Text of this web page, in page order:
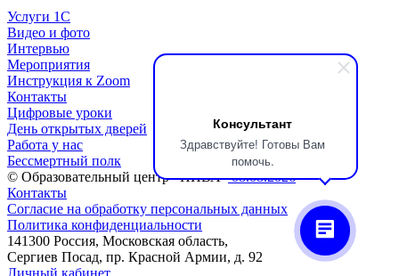
Консультант
Здравствуйте! Готовы Вам
помочь.
Услуги 1C
Видео и фото
Интервью
Мероприятия
Инструкция к Zoom
Контакты
Цифровые уроки
День открытых дверей
Работа у нас
Бессмертный полк
© Образовательный центр «НИВА»08.08.2026
Контакты
Согласие на обработку персональных данных
Политика конфиденциальности
141300 Россия, Московская область,
Сергиев Посад, пр. Красной Армии, д. 92